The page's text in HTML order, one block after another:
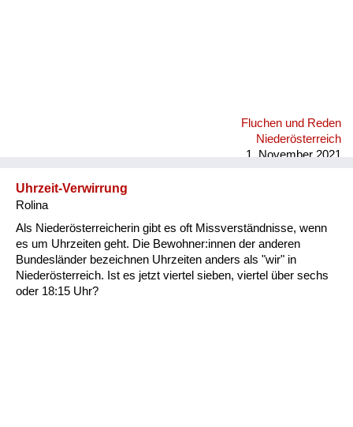
Fluchen und Reden
Niederösterreich
1. November 2021
Uhrzeit-Verwirrung
Rolina
Als Niederösterreicherin gibt es oft Missverständnisse, wenn
es um Uhrzeiten geht. Die Bewohner:innen der anderen
Bundesländer bezeichnen Uhrzeiten anders als "wir" in
Niederösterreich. Ist es jetzt viertel sieben, viertel über sechs
oder 18:15 Uhr?